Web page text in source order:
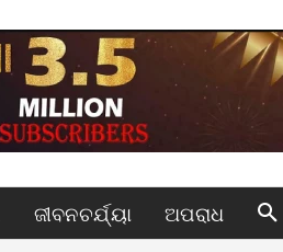
ଜୀବନଚର୍ଯ୍ୟା ଅପରାଧ